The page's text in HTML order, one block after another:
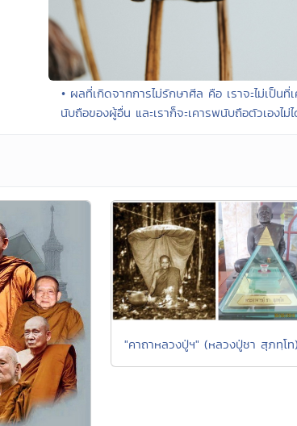
• ผลที่เกิดจากการไม่รักษาศีล คือ เราจะไม่เป็นที่
นับถือของผู้อื่น และเราก็จะเคารพนับถือตัวเองไม่
"คาถาหลวงปู่ฯ" (หลวงปู่ชา สุภทฺโท)